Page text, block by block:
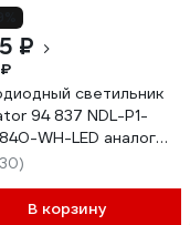
₽
светильник
94 837 NDL-P1-
WH-LED аналог
КЛЛ 2х18 94837
В корзину